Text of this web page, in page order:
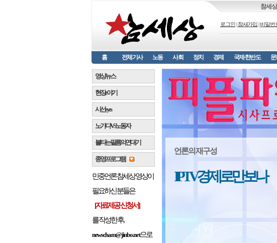
참세
로그인 참새가입 비밀번
홈 전체기사 노동 사회 정치 경제 국제·한반도 문
언론의 재구성
IPTV 경제로만 보나
영상뉴스
현장 e 야기
시선 e y e s
노가다 VS 노동자
불타는 필름의 연대기
종영프로그램
민중언론 참세상 영상이
필요하신 분들은
[자료제공 신청서]
를 작성한 후,
newscham@jinbo.net으로